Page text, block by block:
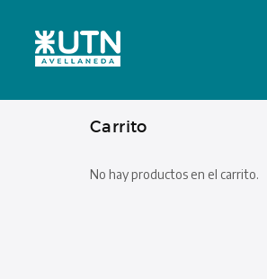
Carrito
No hay productos en el carrito.